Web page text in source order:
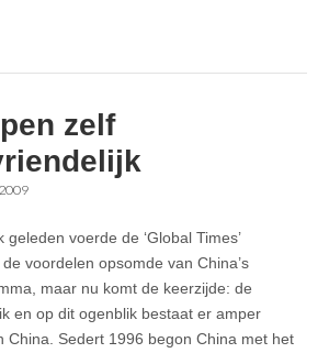
zelf
voerde de ‘Global Times’
voordelen opsomde van China’s
maar nu komt de keerzijde: de
en op dit ogenblik bestaat er amper
China. Sedert 1996 begon China met het